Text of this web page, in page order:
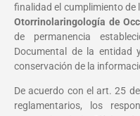
finalidad el cumplimiento de
Otorrinolaringología de
de permanencia
Documental de la entidad
conservación de la
De acuerdo con el art. 25
reglamentarios, los